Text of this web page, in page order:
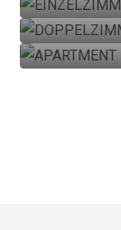
2 Adults /
2 Adults /
2 Adults /